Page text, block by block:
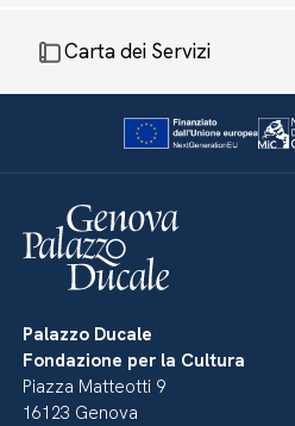
Carta dei Servizi
Palazzo Ducale
Fondazione per la Cultura
Piazza Matteotti 9
16123 Genova